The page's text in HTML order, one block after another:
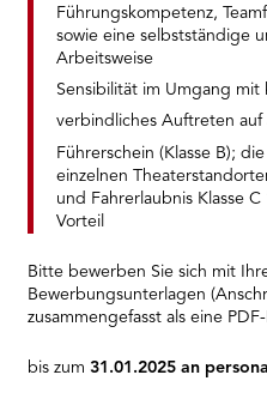
Führungskompetenz,
sowie eine selbstständige
Arbeitsweise
Sensibilität im Umgang mit
verbindliches Auftreten auf
Führerschein (Klasse B);
einzelnen
und Fahrerlaubnis Klasse
Vorteil
Bitte bewerben Sie sich mit
Bewerbungsunterlagen
zusammengefasst als eine
bis zum31.01.2025 an